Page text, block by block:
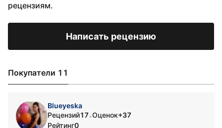
рецензиям.
Написать рецензию
Покупатели 11
Blueyeska
Рецензий17•Оценок+37
Рейтинг0